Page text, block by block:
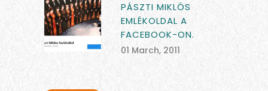
PÁSZTI MIKLÓS
EMLÉKOLDAL A
FACEBOOK-ON.
01 March, 2011